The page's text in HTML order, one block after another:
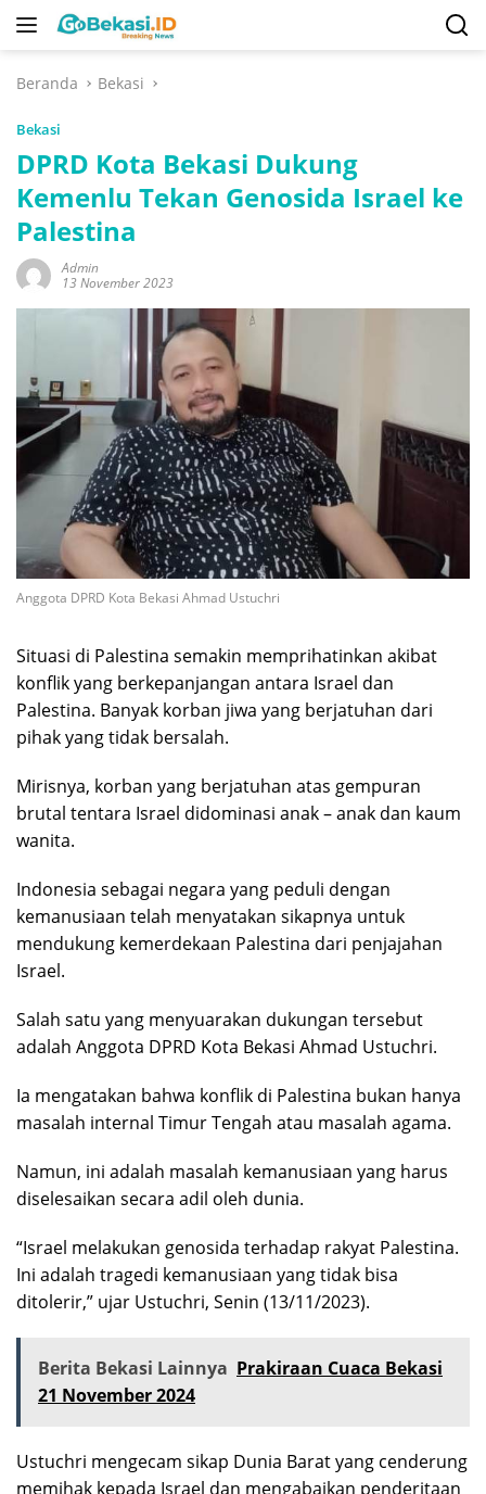
Langsung
Beranda
Bekasi
Bekasi
DPRD Kota Bekasi Dukung
Kemenlu Tekan Genosida Israel ke
Palestina
Admin
13 November 2023
Anggota DPRD Kota Bekasi Ahmad Ustuchri
Situasi di Palestina semakin memprihatinkan akibat
konflik yang berkepanjangan antara Israel dan
Palestina. Banyak korban jiwa yang berjatuhan dari
pihak yang tidak bersalah.
Mirisnya, korban yang berjatuhan atas gempuran
brutal tentara Israel didominasi anak – anak dan kaum
wanita.
Indonesia sebagai negara yang peduli dengan
kemanusiaan telah menyatakan sikapnya untuk
mendukung kemerdekaan Palestina dari penjajahan
Israel.
Salah satu yang menyuarakan dukungan tersebut
adalah Anggota DPRD Kota Bekasi Ahmad Ustuchri.
Ia mengatakan bahwa konflik di Palestina bukan hanya
masalah internal Timur Tengah atau masalah agama.
Namun, ini adalah masalah kemanusiaan yang harus
diselesaikan secara adil oleh dunia.
“Israel melakukan genosida terhadap rakyat Palestina.
Ini adalah tragedi kemanusiaan yang tidak bisa
ditolerir,” ujar Ustuchri, Senin (13/11/2023).
Berita Bekasi Lainnya Prakiraan Cuaca Bekasi
21 November 2024
Ustuchri mengecam sikap Dunia Barat yang cenderung
memihak kepada Israel dan mengabaikan penderitaan